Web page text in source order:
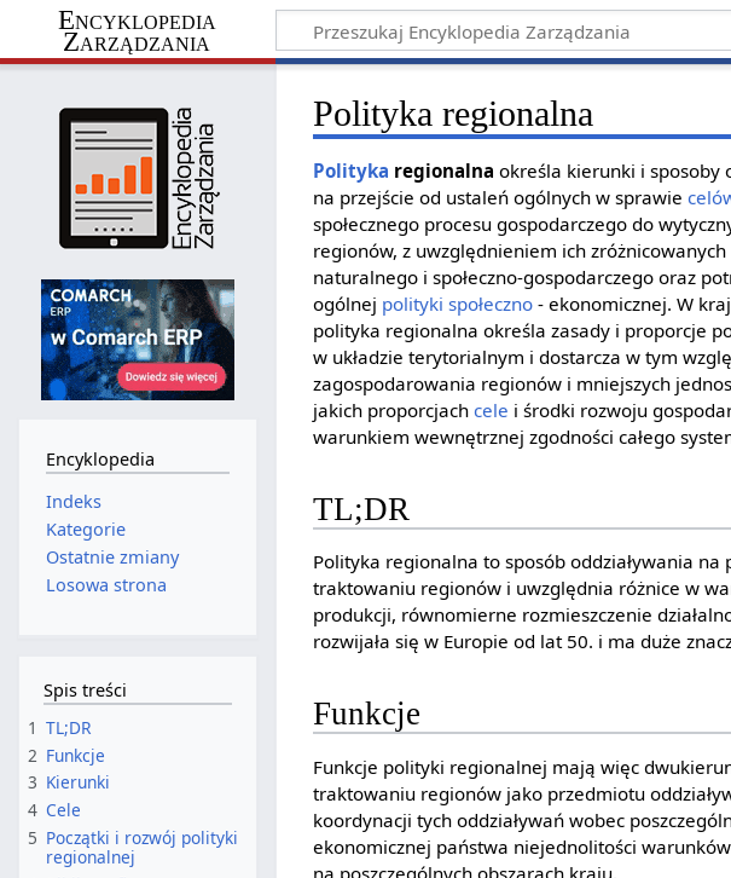
Encyklopedia
Zarządzania
Polityka regionalna
Polityka regionalna określa kierunki i sposoby
na przejście od ustaleń ogólnych w sprawie
społecznego procesu gospodarczego do
regionów, z uwzględnieniem ich
naturalnego i społeczno-gospodarczego oraz
ogólnej polityki społeczno - ekonomicznej. W
polityka regionalna określa zasady i proporcje
w układzie terytorialnym i dostarcza w tym
zagospodarowania regionów i mniejszych
jakich proporcjachcele i środki rozwoju
warunkiem wewnętrznej zgodności całego
TL;DR
Polityka regionalna to sposób oddziaływania
traktowaniu regionów i uwzględnia różnice w
produkcji, równomierne rozmieszczenie
rozwijała się w Europie od lat 50. i ma duże
Funkcje
Funkcje polityki regionalnej mają więc
traktowaniu regionów jako przedmiotu
koordynacji tych oddziaływań wobec
ekonomicznej państwa niejednolitości
na poszczególnych obszarach kraju.
Encyklopedia
Indeks
Kategorie
Ostatnie zmiany
Losowa strona
Spis treści
1 TL;DR
2 Funkcje
3 Kierunki
4 Cele
5 Początki i rozwój polityki
regionalnej